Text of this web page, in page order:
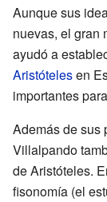
Aunque sus
nuevas, el gran
ayudó a
Aristótelesen
importantes
Además de sus
Villalpando
de Aristóteles.
fisonomía (el